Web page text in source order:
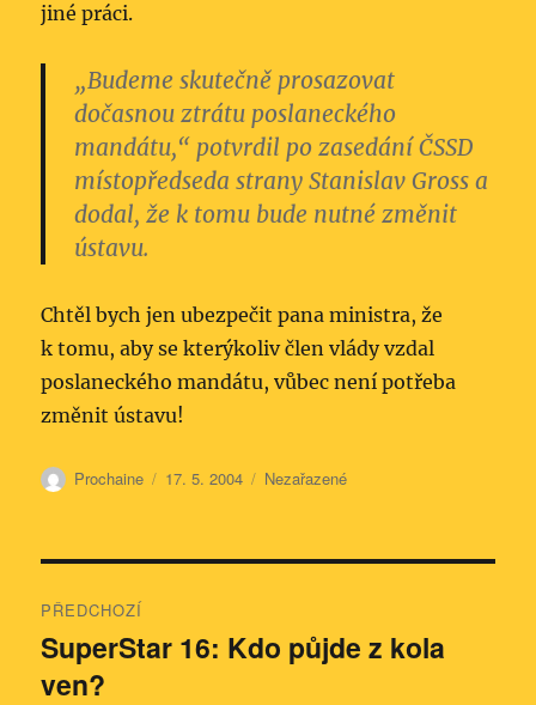
jiné práci.
„Budeme skutečně prosazovat
dočasnou ztrátu poslaneckého
mandátu,“ potvrdil po zasedání ČSSD
místopředseda strany Stanislav Gross a
dodal, že k tomu bude nutné změnit
ústavu.
Chtěl bych jen ubezpečit pana ministra, že
k tomu, aby se kterýkoliv člen vlády vzdal
poslaneckého mandátu, vůbec není potřeba
změnit ústavu!
Autor:
Prochaine Publikováno:
17. 5. 2004 Rubriky:
Nezařazené
pro
příspěvek
PŘEDCHOZÍ
Předchozí
příspěvek:
SuperStar 16: Kdo půjde z kola
ven?